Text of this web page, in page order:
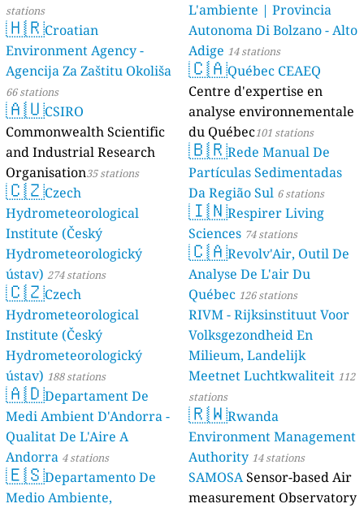
stations
🇭🇷Croatian
Environment Agency -
Agencija Za Zaštitu Okoliša
66 stations
🇦🇺CSIRO
Commonwealth Scientific
and Industrial Research
Organisation35 stations
🇨🇿Czech
Hydrometeorological
Institute (Český
Hydrometeorologický
ústav) 274 stations
🇨🇿Czech
Hydrometeorological
Institute (Český
Hydrometeorologický
ústav) 188 stations
🇦🇩Departament De
Medi Ambient D'Andorra -
Qualitat De L'Aire A
Andorra 4 stations
🇪🇸Departamento De
Medio Ambiente,
L'ambiente | Provincia
Autonoma Di Bolzano - Alto
Adige 14 stations
🇨🇦Québec CEAEQ
Centre d'expertise en
analyse environnementale
du Québec101 stations
🇧🇷Rede Manual De
Partículas Sedimentadas
Da Região Sul 6 stations
🇮🇳Respirer Living
Sciences 74 stations
🇨🇦Revolv'Air, Outil De
Analyse De L'air Du
Québec 126 stations
RIVM - Rijksinstituut Voor
Volksgezondheid En
Milieum, Landelijk
Meetnet Luchtkwaliteit 112
stations
🇷🇼Rwanda
Environment Management
Authority 14 stations
SAMOSASensor-based Air
measurement Observatory